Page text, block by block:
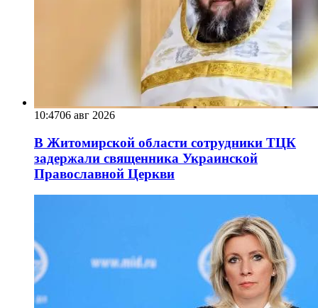
10:4706 авг 2026
В Житомирской области сотрудники ТЦК
задержали священника Украинской
Православной Церкви